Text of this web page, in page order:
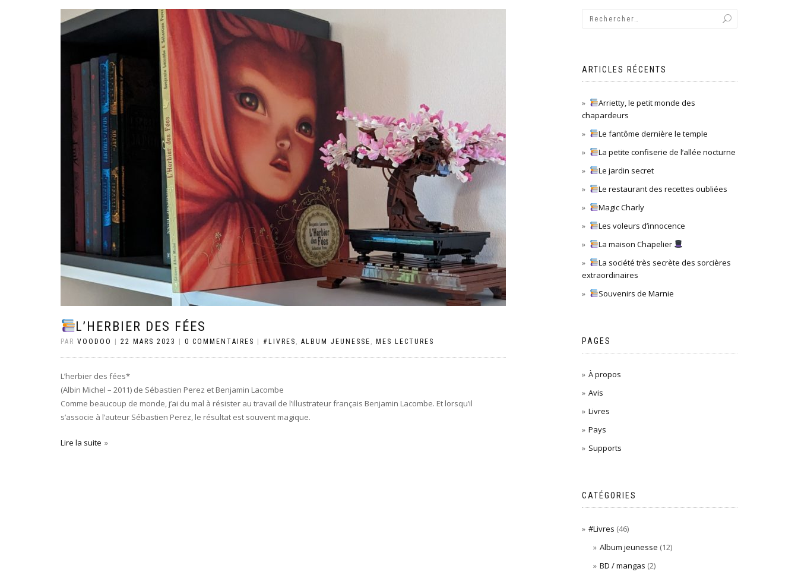
L’HERBIER DES FÉES
PAR VOODOO 22 MARS 2023 0 COMMENTAIRES #LIVRES , ALBUM JEUNESSE , MES LECTURES
L’herbier des fées*
(Albin Michel – 2011) de Sébastien Perez et Benjamin Lacombe
Comme beaucoup de monde, j’ai du mal à résister au travail de l’illustrateur français Benjamin Lacombe. Et lorsqu’il
s’associe à l’auteur Sébastien Perez, le résultat est souvent magique.
Lire la suite
ARTICLES RÉCENTS
Arrietty, le petit monde des
chapardeurs
Le fantôme dernière le temple
La petite confiserie de l’allée nocturne
Le jardin secret
Le restaurant des recettes oubliées
Magic Charly
Les voleurs d’innocence
La maison Chapelier
La société très secrète des sorcières
extraordinaires
Souvenirs de Marnie
PAGES
À propos
Avis
Livres
Pays
Supports
CATÉGORIES
#Livres (46)
Album jeunesse (12)
BD / mangas (2)